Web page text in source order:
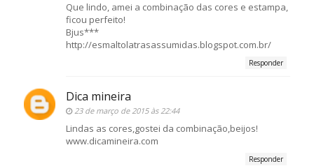
Que lindo, amei a combinação das cores e estampa,
ficou perfeito!
Bjus***
http://esmaltolatrasassumidas.blogspot.com.br/
Responder
Dica mineira
23 de março de 2015 às 22:44
Lindas as cores,gostei da combinação,beijos!
www.dicamineira.com
Responder